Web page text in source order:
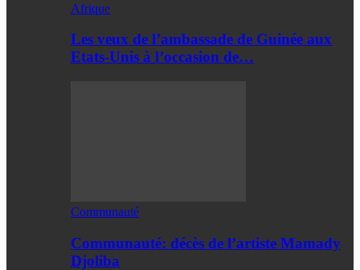
Afrique
Les veux de l’ambassade de Guinée aux
Etats-Unis à l’occasion de…
Communauté
Communauté: décès de l’artiste Mamady
Djoliba